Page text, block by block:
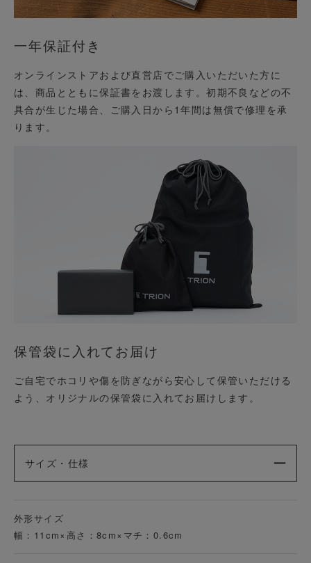
一年保証付き
オンラインストアおよび直営店でご購入いただいた方に
は、商品とともに保証書をお渡します。初期不良などの不
具合が生じた場合、ご購入日から1年間は無償で修理を承
ります。
保管袋に入れてお届け
ご自宅でホコリや傷を防ぎながら安心して保管いただける
よう、オリジナルの保管袋に入れてお届けします。
サイズ・仕様
外形サイズ
幅：11cm×高さ：8cm×マチ：0.6cm